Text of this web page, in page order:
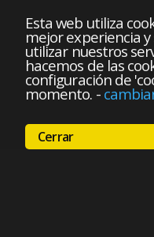
Esta web utiliza
mejor experiencia y
utilizar nuestros
hacemos de las
configuración de
momento. -
Cerrar